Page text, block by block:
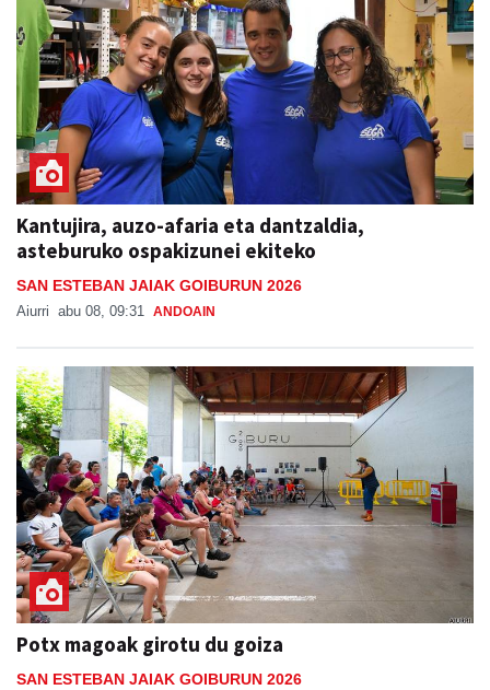
Kantujira, auzo-afaria eta dantzaldia,
asteburuko ospakizunei ekiteko
SAN ESTEBAN JAIAK GOIBURUN 2026
Aiurri abu 08, 09:31 ANDOAIN
Potx magoak girotu du goiza
SAN ESTEBAN JAIAK GOIBURUN 2026